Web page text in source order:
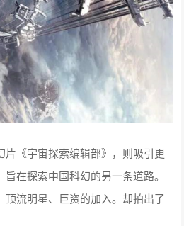
片《宇宙探索编辑部》，则吸引更
在探索中国科幻的另一条道路。
顶流明星、巨资的加入。却拍出了